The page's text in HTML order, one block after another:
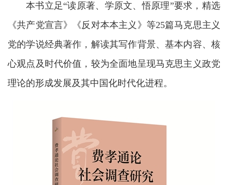
本书立足“读原著、学原文、悟原理”要求，精选
《共产党宣言》《反对本本主义》等25篇马克思主义
党的学说经典著作，解读其写作背景、基本内容、核
心观点及时代价值，较为全面地呈现马克思主义政党
理论的形成发展及其中国化时代化进程。